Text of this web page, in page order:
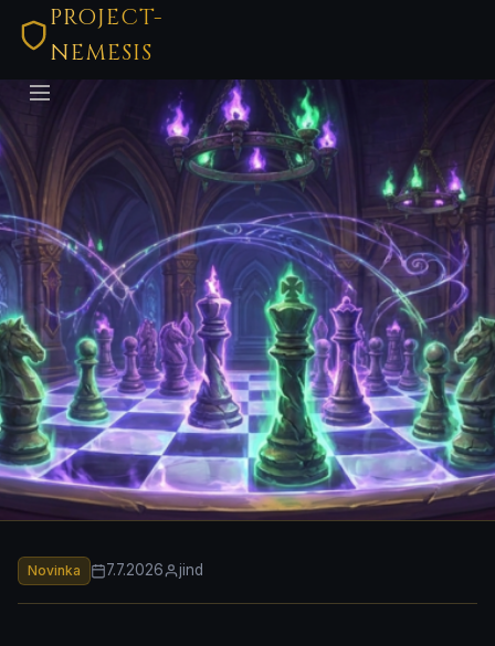
PROJECT-
NEMESIS
Novinka 7.7.2026 jind